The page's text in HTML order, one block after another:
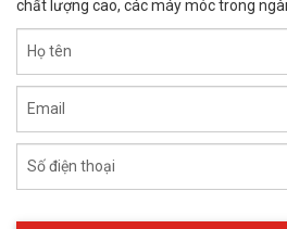
chất lượng cao, các máy móc trong
Họ tên
Email
Số điện thoại